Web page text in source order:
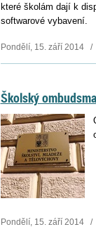
které školám dají k
softwarové vybavení.
Pondělí, 15. září 2014
Školský
Pondělí, 15. září 2014